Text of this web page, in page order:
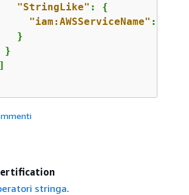
"StringLike" : {
"iam:AWSServiceName" :
}
}
stringa.